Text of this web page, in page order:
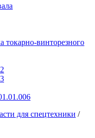
токарно-винторезного
для спецтехники /